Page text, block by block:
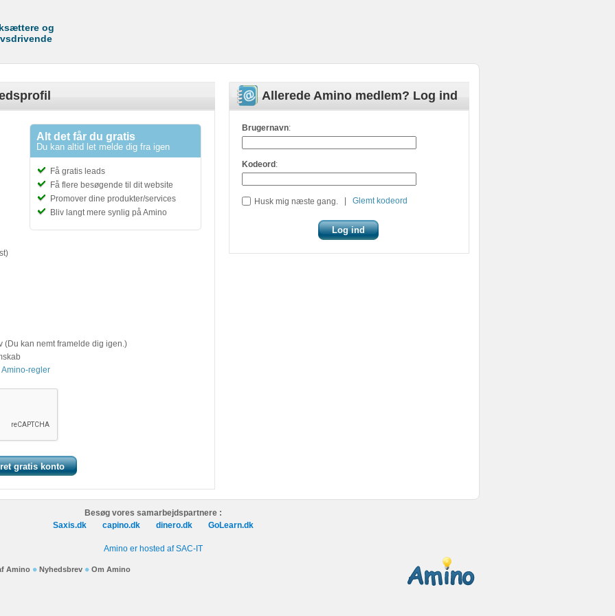
og
Allerede Amino medlem? Log ind
Brugernavn:
Kodeord :
Husk mig næste gang. Glemt kodeord
Alt det får du gratis
Du kan altid let melde dig fra igen
Få gratis leads
Få flere besøgende til dit website
Promover dine produkter/services
Bliv langt mere synlig på Amino
(Du kan nemt framelde dig igen.)
regler
Besøg vores samarbejdspartnere :
Saxis.dk
capino.dk dinero.dk GoLearn.dk
Amino er hosted af SAC-IT
Amino Nyhedsbrev Om Amino